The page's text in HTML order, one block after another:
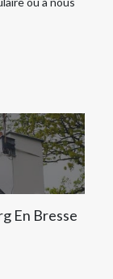
En Bresse